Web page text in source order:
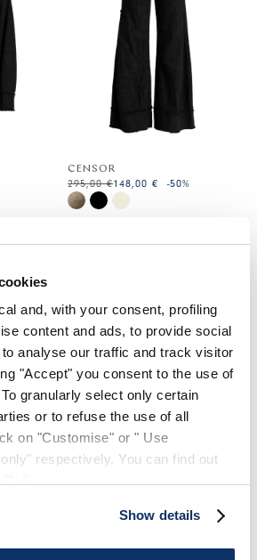
and, with your consent, profiling
content and ads, to provide social
analyse our traffic and track visitor
"Accept" you consent to the use of
granularly select only certain
or to refuse the use of all
on "Customise" or " Use
respectively. You can find out
Show details
CENSOR
295,00 €148,00 € -50%